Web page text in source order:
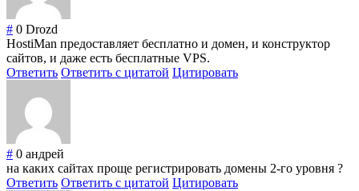
# 0 Drozd
HostiMan предоставляет бесплатно и домен, и конструктор
сайтов, и даже есть бесплатные VPS.
Ответить Ответить с цитатой Цитировать
# 0 андрей
на каких сайтах проще регистрировать домены 2-го уровня ?
Ответить Ответить с цитатой Цитировать